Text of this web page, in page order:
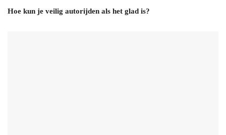
Hoe kun je veilig autorijden als het glad is?